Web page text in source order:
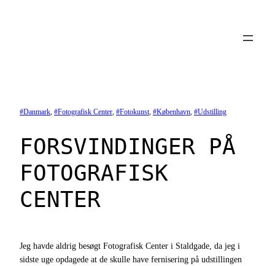
Danmark, Fotografisk Center, Fotokunst, København, Udstilling
FORSVINDINGER PÅ
FOTOGRAFISK
CENTER
Jeg havde aldrig besøgt Fotografisk Center i Staldgade, da jeg i
sidste uge opdagede at de skulle have fernisering på udstillingen